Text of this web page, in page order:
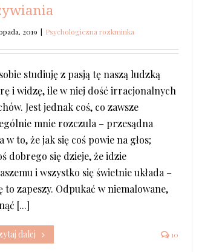
2019 | Psychologiczna rozkminka
studiuję z pasją tę naszą ludzką
i widzę, ile w niej dość irracjonalnych
Jest jednak coś, co zawsze
mnie rozczula – przesądna
w to, że jak się coś powie na głos;
dobrego się dzieje, że idzie
i wszystko się świetnie układa –
to zapeszy. Odpukać w niemalowane,
[...]
dalej 10